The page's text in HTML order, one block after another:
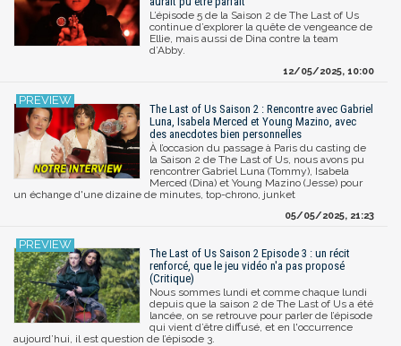
L’épisode 5 de la Saison 2 de The Last of Us
continue d’explorer la quête de vengeance de
Ellie, mais aussi de Dina contre la team
d’Abby.
12/05/2025, 10:00
The Last of Us Saison 2 : Rencontre avec Gabriel
Luna, Isabela Merced et Young Mazino, avec
des anecdotes bien personnelles
À l’occasion du passage à Paris du casting de
la Saison 2 de The Last of Us, nous avons pu
rencontrer Gabriel Luna (Tommy), Isabela
Merced (Dina) et Young Mazino (Jesse) pour
un échange d'une dizaine de minutes, top-chrono, junket
05/05/2025, 21:23
The Last of Us Saison 2 Episode 3 : un récit
renforcé, que le jeu vidéo n'a pas proposé
(Critique)
Nous sommes lundi et comme chaque lundi
depuis que la saison 2 de The Last of Us a été
lancée, on se retrouve pour parler de l’épisode
qui vient d’être diffusé, et en l'occurrence
aujourd’hui, il est question de l’épisode 3.